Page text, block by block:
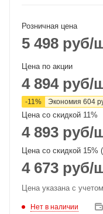
Розничная цена
5 498 руб/
Цена по акции
4 894руб/
-11% Экономия 604
Цена со скидкой 11%
4 893 руб/
Цена со скидкой 15%
4 673 руб/
Цена указана с
Нет в наличии